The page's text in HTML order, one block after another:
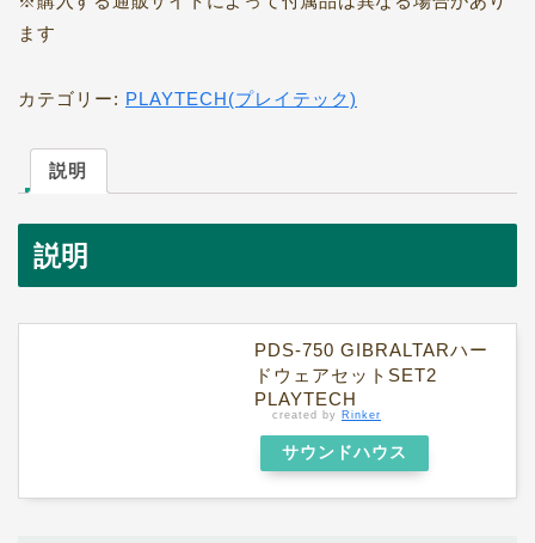
ます
カテゴリー: PLAYTECH(プレイテック)
説明
説明
PDS-750 GIBRALTARハー
ドウェアセットSET2
PLAYTECH
created by Rinker
サウンドハウス